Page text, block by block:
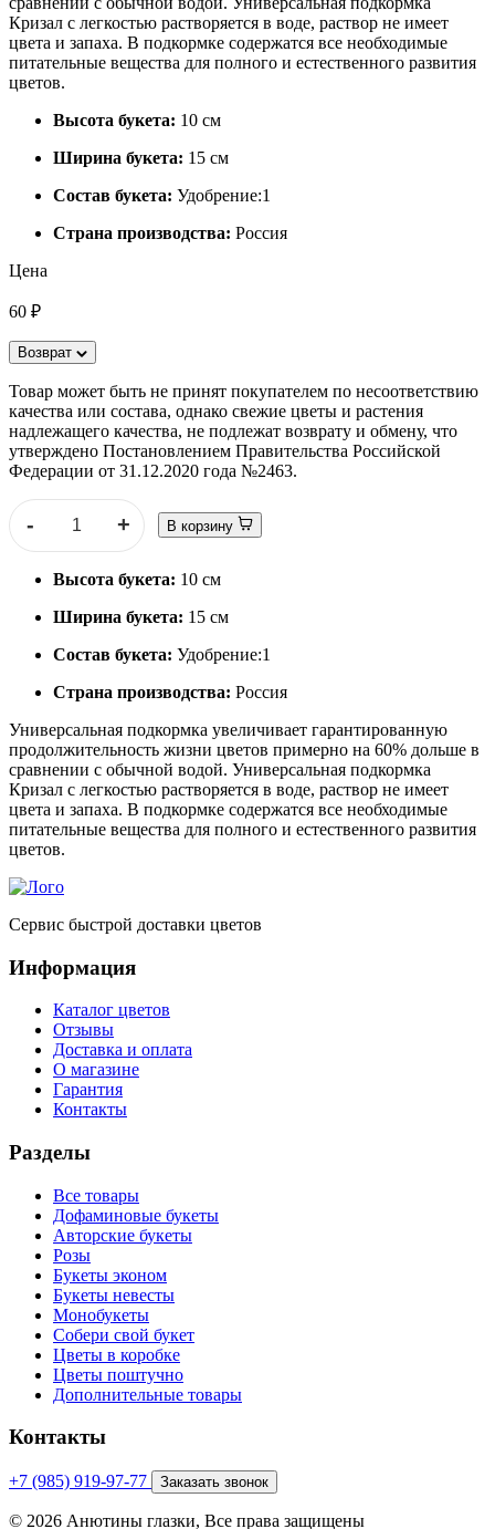
Кризал с легкостью растворяется в воде, раствор не имеет
цвета и запаха. В подкормке содержатся все необходимые
питательные вещества для полного и естественного развития
цветов.
Высота букета: 10 см
Ширина букета: 15 см
Состав букета: Удобрение:1
Страна производства: Россия
Цена
60 ₽
Возврат
Товар может быть не принят покупателем по несоответствию
качества или состава, однако свежие цветы и растения
надлежащего качества, не подлежат возврату и обмену, что
утверждено Постановлением Правительства Российской
Федерации от 31.12.2020 года №2463.
- + В корзину
Высота букета: 10 см
Ширина букета: 15 см
Состав букета: Удобрение:1
Страна производства: Россия
Универсальная подкормка увеличивает гарантированную
продолжительность жизни цветов примерно на 60% дольше в
сравнении с обычной водой. Универсальная подкормка
Кризал с легкостью растворяется в воде, раствор не имеет
цвета и запаха. В подкормке содержатся все необходимые
питательные вещества для полного и естественного развития
цветов.
Сервис быстрой доставки цветов
Информация
Каталог цветов
Отзывы
Доставка и оплата
О магазине
Гарантия
Контакты
Разделы
Все товары
Дофаминовые букеты
Авторские букеты
Розы
Букеты эконом
Букеты невесты
Монобукеты
Собери свой букет
Цветы в коробке
Цветы поштучно
Дополнительные товары
Контакты
+7 (985) 919-97-77 Заказать звонок
© 2026 Анютины глазки, Все права защищены